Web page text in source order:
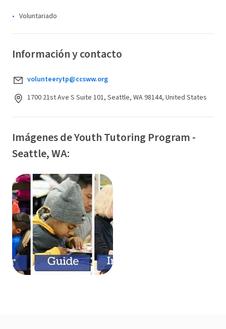
Voluntariado
Información y contacto
volunteerytp@ccsww.org
1700 21st Ave S Suite 101, Seattle, WA 98144, United States
Imágenes de Youth Tutoring Program -
Seattle, WA: